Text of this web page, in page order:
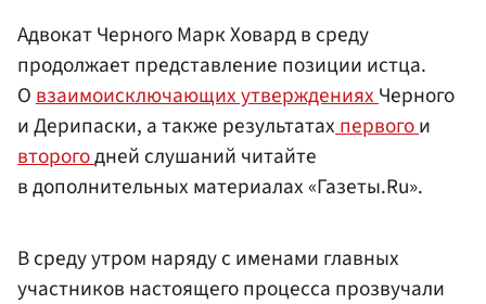
Адвокат Черного Марк Ховард в среду
продолжает представление позиции истца.
Овзаимоисключающих утвержденияхЧерного
и Дерипаски, а также результатахпервогои
второгодней слушаний читайте
в дополнительных материалах «Газеты.Ru».
В среду утром наряду с именами главных
участников настоящего процесса прозвучали